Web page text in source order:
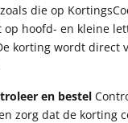
die op
hoofd- en kleine
korting wordt direct
en bestel
zorg dat de korting